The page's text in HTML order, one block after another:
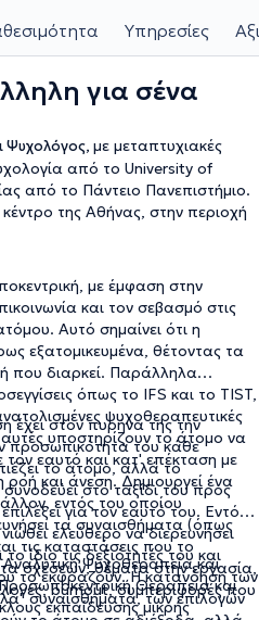
Υπηρεσίες
για σένα
Ψυχολόγος, με μεταπτυχιακές
από το University of
από το Πάντειο Πανεπιστήμιο.
της Αθήνας, στην περιοχή
με έμφαση στην
και τον σεβασμό στις
Αυτό σημαίνει ότι η
εξατομικευμένα, θέτοντας τα
που διαρκεί. Παράλληλα
όπως το IFS και το TIST,
ψυχοθεραπευτικές
αυτές υποστηρίζουν το άτομο να
τον εαυτό και κατ' επέκταση με
και άνεση. Δημιουργεί ένα
εντός του οποίου
τα συναισθήματα (όπως
τις καταστάσεις που το
σχέσεων, θέματα στην εργασία,
burnout, συμπεριφορές που
έχει στον πυρήνα της την
προσωπικότητα του κάθε
το άτομο, αλλά το
στο ταξίδι του προς
για τον εαυτό του. Εντός
ελεύθερο να διερευνήσει
ίδιο τις δεξιότητές του και
το εκφράζουν. Η κατανόηση των
συναισθήματα, των επιλογών
Αναλυτική Ψυχοθεραπεία και
Θεραπεία και
εκπαίδευσης μικρής